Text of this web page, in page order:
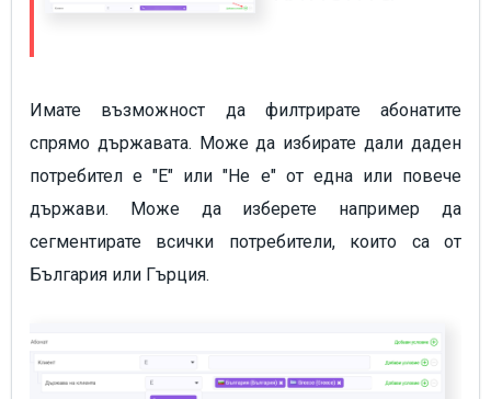
Имате възможност да филтрирате абонатите
спрямо държавата. Може да избирате дали даден
потребител е "Е" или "Не е" от една или повече
държави. Може да изберете например да
сегментирате всички потребители, които са от
България или Гърция.